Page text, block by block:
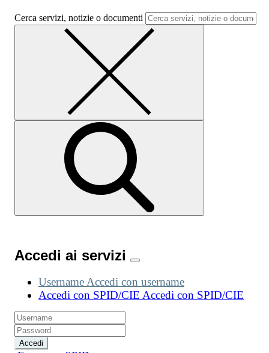
Cerca servizi, notizie o documenti
Accedi ai servizi
UsernameAccedi con username
Accedi con SPID/CIE Accedi con SPID/CIE
Accedi